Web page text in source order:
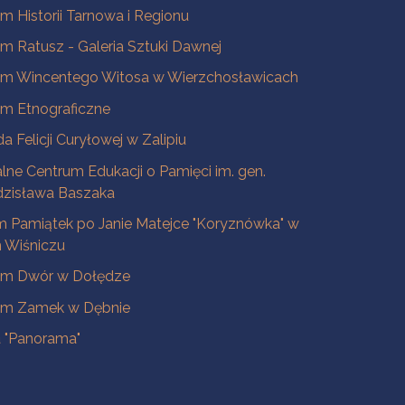
Historii Tarnowa i Regionu
Ratusz - Galeria Sztuki Dawnej
Wincentego Witosa w Wierzchosławicach
Etnograficzne
Felicji Curyłowej w Zalipiu
Centrum Edukacji o Pamięci im. gen.
Baszaka
Pamiątek po Janie Matejce "Koryznówka" w
Wiśniczu
Dwór w Dołędze
Zamek w Dębnie
"Panorama"